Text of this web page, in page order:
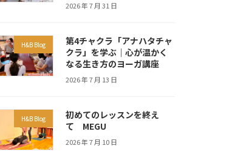
2026 年 7 月 31 日
H&B Blog
第4チャクラ「アナハタチャ
クラ」を学ぶ｜心が温かく
なる生き方のヨーガ講座
2026 年 7 月 13 日
H&B Blog
初めてのレッスンを終え
て MEGU
2026 年 7 月 10 日